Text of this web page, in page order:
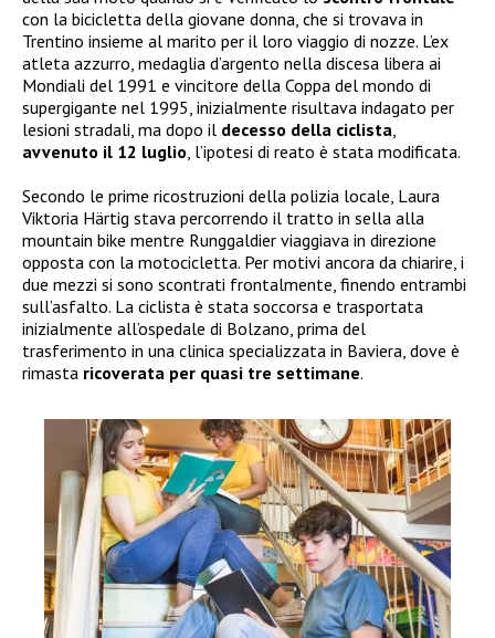
con la bicicletta della giovane donna, che si trovava in
Trentino insieme al marito per il loro viaggio di nozze. L’ex
atleta azzurro, medaglia d’argento nella discesa libera ai
Mondiali del 1991 e vincitore della Coppa del mondo di
supergigante nel 1995, inizialmente risultava indagato per
lesioni stradali, ma dopo il decesso della ciclista
avvenuto il 12 luglio , l’ipotesi di reato è stata modificata.
Secondo le prime ricostruzioni della polizia locale, Laura
Viktoria Härtig stava percorrendo il tratto in sella alla
mountain bike mentre Runggaldier viaggiava in direzione
opposta con la motocicletta. Per motivi ancora da chiarire, i
due mezzi si sono scontrati frontalmente, finendo entrambi
sull’asfalto. La ciclista è stata soccorsa e trasportata
inizialmente all’ospedale di Bolzano, prima del
trasferimento in una clinica specializzata in Baviera, dove è
rimasta ricoverata per quasi tre settimane.